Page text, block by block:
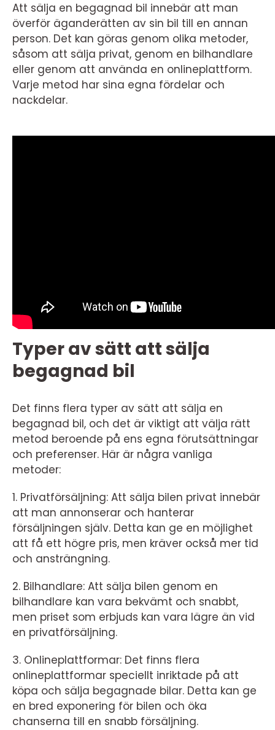
Att sälja en begagnad bil innebär att man
överför äganderätten av sin bil till en annan
person. Det kan göras genom olika metoder,
såsom att sälja privat, genom en bilhandlare
eller genom att använda en onlineplattform.
Varje metod har sina egna fördelar och
nackdelar.
Typer av sätt att sälja
begagnad bil
Det finns flera typer av sätt att sälja en
begagnad bil, och det är viktigt att välja rätt
metod beroende på ens egna förutsättningar
och preferenser. Här är några vanliga
metoder:
1. Privatförsäljning: Att sälja bilen privat innebär
att man annonserar och hanterar
försäljningen själv. Detta kan ge en möjlighet
att få ett högre pris, men kräver också mer tid
och ansträngning.
2. Bilhandlare: Att sälja bilen genom en
bilhandlare kan vara bekvämt och snabbt,
men priset som erbjuds kan vara lägre än vid
en privatförsäljning.
3. Onlineplattformar: Det finns flera
onlineplattformar speciellt inriktade på att
köpa och sälja begagnade bilar. Detta kan ge
en bred exponering för bilen och öka
chanserna till en snabb försäljning.